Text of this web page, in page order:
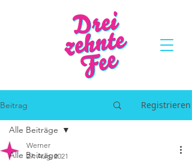
Beitrag Registrieren
Alle Beiträge
Alle Beiträge
Werner
27. Aug. 2021